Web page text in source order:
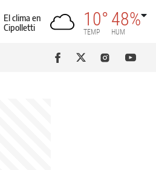
El clima en
Cipolletti
10°
TEMP
48%
HUM